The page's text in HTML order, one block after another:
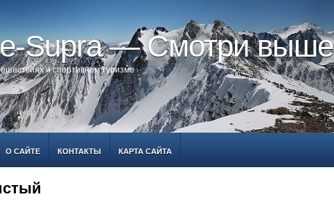
Supra — Смотри выше
и спортивном туризме
О САЙТЕ КОНТАКТЫ КАРТА САЙТА